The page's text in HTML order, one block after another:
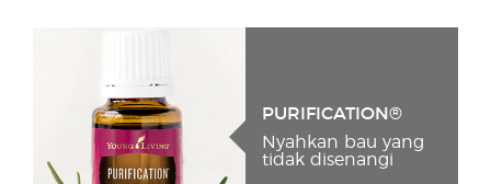
PURIFICATION®
Nyahkan bau yang
tidak disenangi